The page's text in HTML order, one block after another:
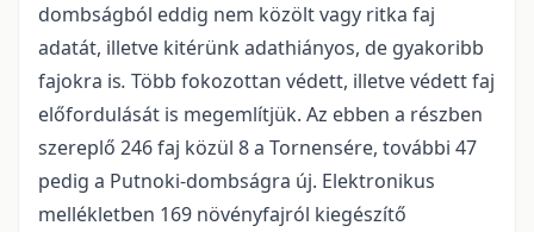
dombságból eddig nem közölt vagy ritka faj
adatát, illetve kitérünk adathiányos, de gyakoribb
fajokra is. Több foko­zottan védett, illetve védett faj
előfordulását is megemlítjük. Az ebben a részben
szereplő 246 faj közül 8 a Tornensére, további 47
pedig a Putnoki-dombságra új. Elektronikus
mellék­letben 169 növényfajról kiegészítő